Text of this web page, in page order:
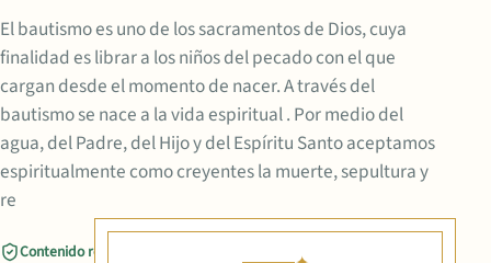
El bautismo es uno de los sacramentos de Dios, cuya
finalidad es librar a los niños del pecado con el que
cargan desde el momento de nacer. A través del
bautismo se nace a la vida espiritual . Por medio del
agua, del Padre, del Hijo y del Espíritu Santo aceptamos
espiritualmente como creyentes la muerte, sepultura y
re
Contenido revisado